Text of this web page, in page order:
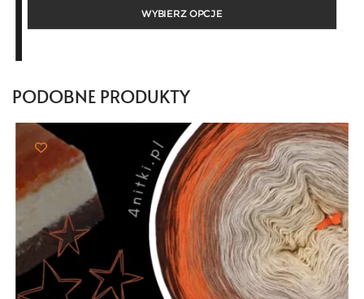
do
WYBIERZ OPCJE
PODOBNE PRODUKTY